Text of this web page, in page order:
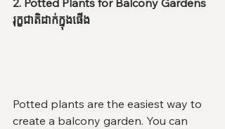
រុក្ខជាតិដាក់ក្នុងផើង
Potted plants are the easiest way to
create a balcony garden. You can